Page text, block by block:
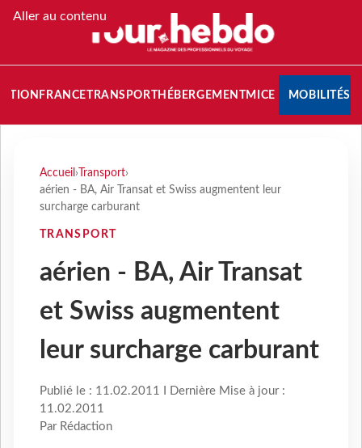
Aller au contenu
FRANCETRANSPORT HÉBERGEMENTMICE MOBILITÉS
Accueil › Transport›
aérien - BA, Air Transat et Swiss augmentent leur
surcharge carburant
TRANSPORT
aérien - BA, Air Transat
et Swiss augmentent
leur surcharge carburant
Publié le : 11.02.2011 I Dernière Mise à jour :
11.02.2011
Par Rédaction